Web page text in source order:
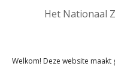
Welkom! Deze website maakt
Het Nationaal
ruim 1000